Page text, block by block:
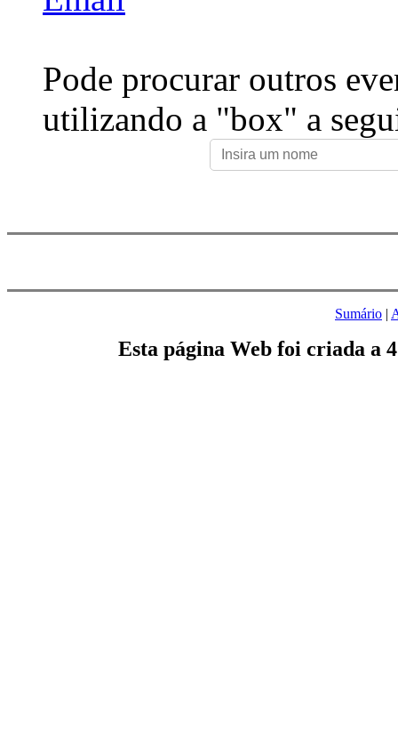
Pode procurar outros
utilizando a "box" a
Sumário |
Esta página Web foi criada a